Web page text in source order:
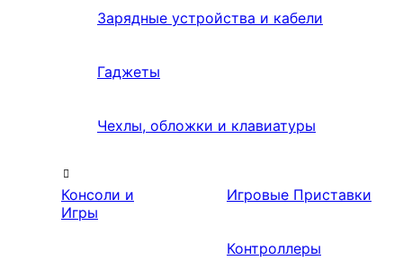
Зарядные устройства и кабели
Гаджеты
Чехлы, обложки и клавиатуры
Консоли и
Игры
Игровые Приставки
Контроллеры